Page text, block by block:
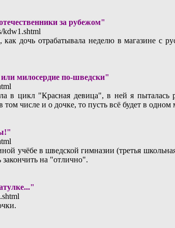
за рубежом"
kdw1.shtml
дочь отрабатывала неделю в магазине с
милосердие по-шведски"
в цикл "Красная девица", в ней я пыталась
том числе и о дочке, то пусть всё будет в одном
учёбе в шведской гимназии (третья
на "отлично".